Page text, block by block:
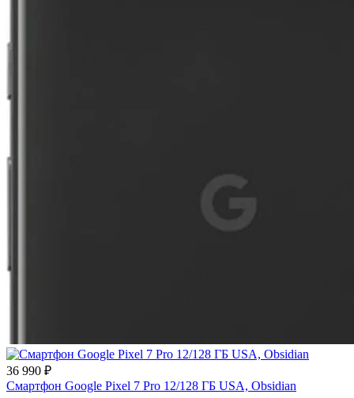
36 990 ₽
Смартфон Google Pixel 7 Pro 12/128 ГБ USA, Obsidian